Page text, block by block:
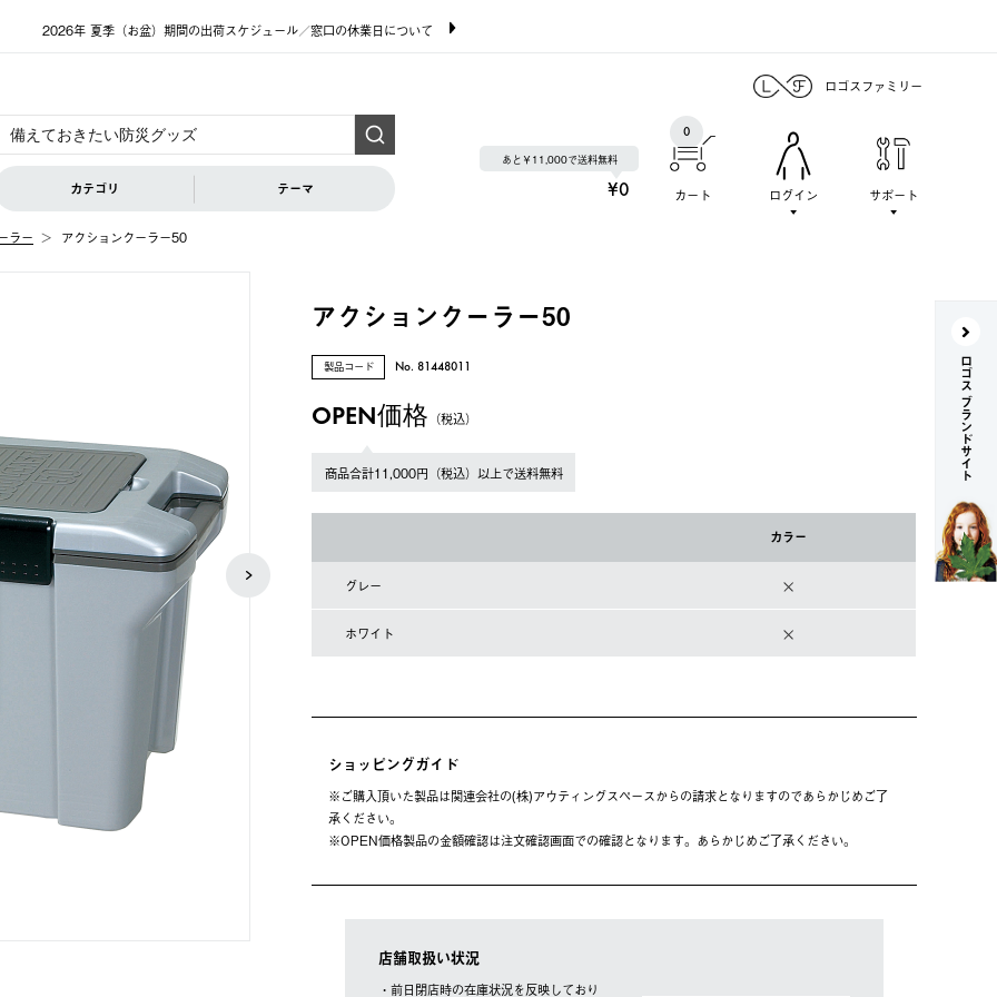
2026年 夏季（お盆）期間の出荷スケジュール／窓口の休業日について
ロゴスファミリー
カテゴリ テーマ
あと￥11,000で送料無料
¥0 カート
0
ログイン サポート
ラー アクションクーラー50
アクションクーラー50
製品コード No. 81448011
OPEN価格 （税込）
商品合計11,000円（税込）以上で送料無料
カラー
グレー
ホワイト
ショッピングガイド
※ご購⼊頂いた製品は関連会社の(株)アウティングスペースからの請求となりますのであらかじめご了
承ください。
※OPEN価格製品の⾦額確認は注⽂確認画⾯での確認となります。あらかじめご了承ください。
店舗取扱い状況
・前日閉店時の在庫状況を反映しており
ロゴス ブランドサイト